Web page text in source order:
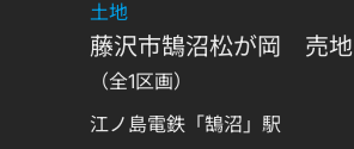
土地
藤沢市鵠沼松が岡 売地
（全1区画）
江ノ島電鉄「鵠沼」駅